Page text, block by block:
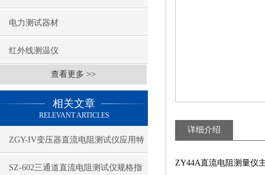
电力测试器材
红外线测温仪
查看更多 >>
相关文章
RELEVANT ARTICLES
ZGY-IV变压器直流电阻测试仪应用特
征
​SZ-602三通道直流电阻测试仪规格指
详细介绍
ZY44A直流电阻测量仪